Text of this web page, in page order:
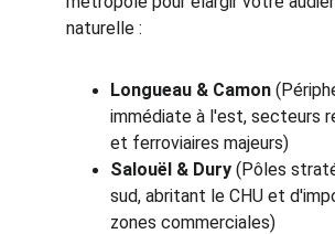
naturelle :
Longueau & Camon
immédiate à l'est, secteurs
et ferroviaires majeurs)
Salouël & Dury (Pôles
sud, abritant le CHU et
zones commerciales)